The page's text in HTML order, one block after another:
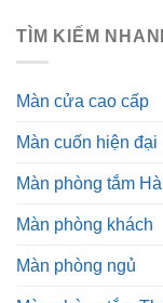
TÌM KIẾM
Màn cửa cao cấp
Màn cuốn hiện đại
Màn phòng tắm
Màn phòng khách
Màn phòng ngủ